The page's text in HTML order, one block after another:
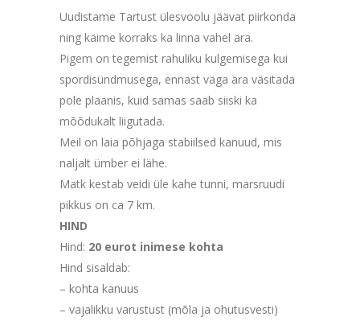
Uudistame Tartust ülesvoolu jäävat piirkonda
ning käime korraks ka linna vahel ära.
Pigem on tegemist rahuliku kulgemisega kui
spordisündmusega, ennast väga ära väsitada
pole plaanis, kuid samas saab siiski ka
mõõdukalt liigutada.
Meil on laia põhjaga stabiilsed kanuud, mis
naljalt ümber ei lähe.
Matk kestab veidi üle kahe tunni, marsruudi
pikkus on ca 7 km.
HIND
Hind: 20 eurot inimese kohta
Hind sisaldab:
– kohta kanuus
– vajalikku varustust (mõla ja ohutusvesti)